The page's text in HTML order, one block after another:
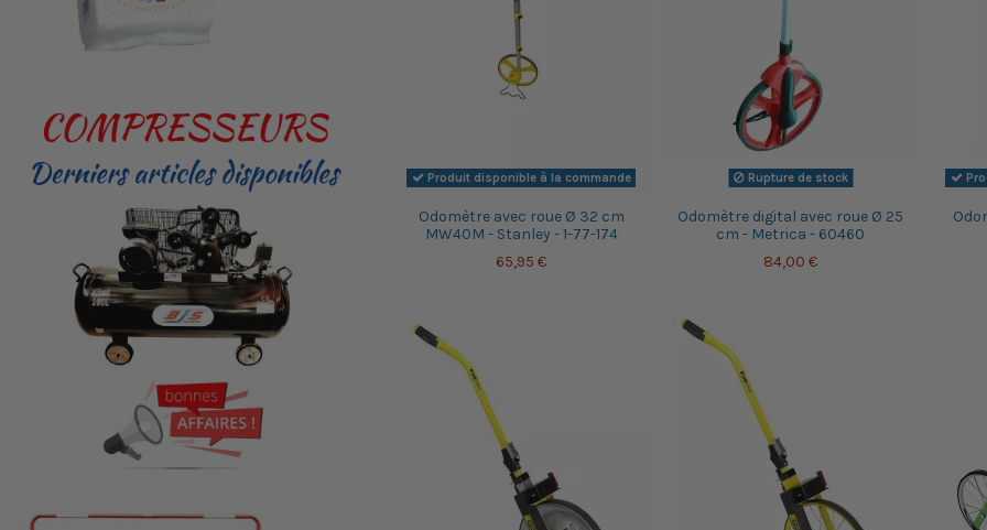
Produit disponible à la commande
Odomètre avec roue Ø 32 cm
MW40M - Stanley - 1-77-174
65,95 €
Rupture de stock
Odomètre digital avec roue Ø 25
cm - Metrica - 60460
84,00 €